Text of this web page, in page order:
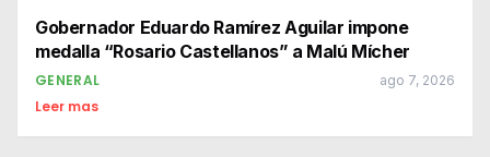
Gobernador Eduardo Ramírez Aguilar impone
medalla “Rosario Castellanos” a Malú Mícher
GENERAL ago 7, 2026
Leer mas